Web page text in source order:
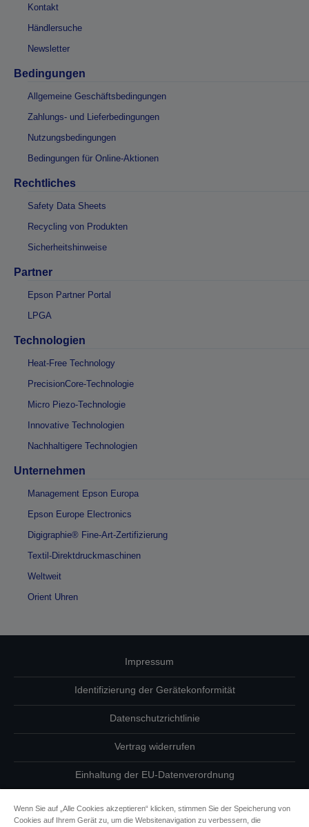
Kontakt
Händlersuche
Newsletter
Bedingungen
Allgemeine Geschäftsbedingungen
Zahlungs- und Lieferbedingungen
Nutzungsbedingungen
Bedingungen für Online-Aktionen
Rechtliches
Safety Data Sheets
Recycling von Produkten
Sicherheitshinweise
Partner
Epson Partner Portal
LPGA
Technologien
Heat-Free Technology
PrecisionCore-Technologie
Micro Piezo-Technologie
Innovative Technologien
Nachhaltigere Technologien
Unternehmen
Management Epson Europa
Epson Europe Electronics
Digigraphie® Fine-Art-Zertifizierung
Textil-Direktdruckmaschinen
Weltweit
Orient Uhren
Impressum
Identifizierung der Gerätekonformität
Datenschutzrichtlinie
Vertrag widerrufen
Einhaltung der EU-Datenverordnung
Wenn Sie auf „Alle Cookies akzeptieren“ klicken, stimmen Sie der Speicherung von
Cookies auf Ihrem Gerät zu, um die Websitenavigation zu verbessern, die